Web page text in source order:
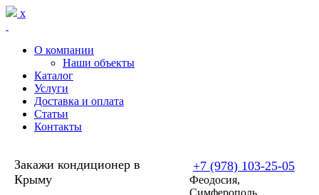
Перейти к основному содержанию
x
О компании
Наши объекты
Каталог
Услуги
Доставка и оплата
Статьи
Контакты
Закажи кондиционер в
Крыму
+7 (978) 103-25-05
Феодосия,
Симферополь,